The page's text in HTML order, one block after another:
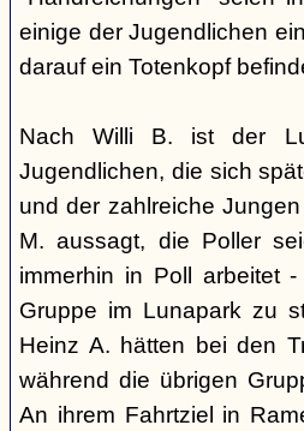
einige der Jugendlichen
darauf ein Totenkopf
Nach Willi B. ist der
Jugendlichen, die sich
und der zahlreiche
M. aussagt, die Poller
immerhin in Poll arbeitet
Gruppe im Lunapark zu
Heinz A. hätten bei den
während die übrigen
An ihrem Fahrtziel in